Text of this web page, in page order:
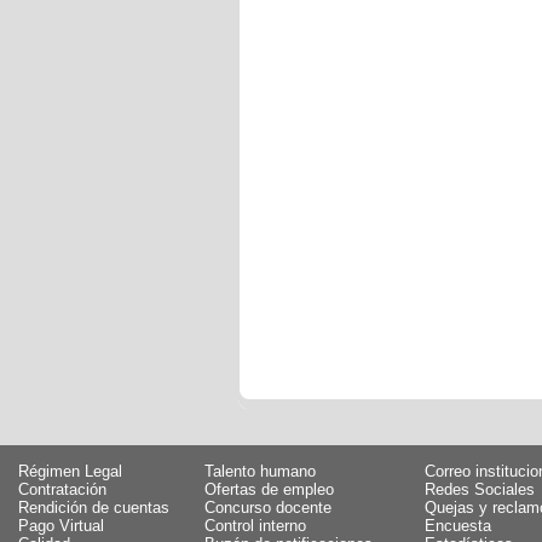
Régimen Legal
Talento humano
Contratación
Ofertas de empleo
Rendición de cuentas
Concurso docente
Pago Virtual
Control interno
Correo
Redes Sociales
Quejas y
Encuesta